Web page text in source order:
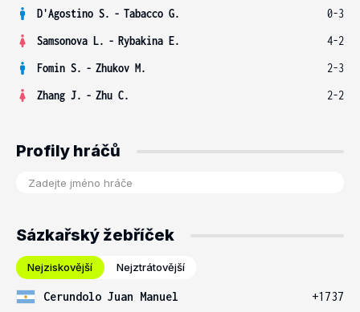
D'Agostino S. - Tabacco G.
0-3
Samsonova L. - Rybakina E.
4-2
Fomin S. - Zhukov M.
2-3
Zhang J. - Zhu C. 2-2
Profily hráčů
Sázkařský žebříček
Nejziskovější Nejztrátovější
Cerundolo Juan Manuel
+1737